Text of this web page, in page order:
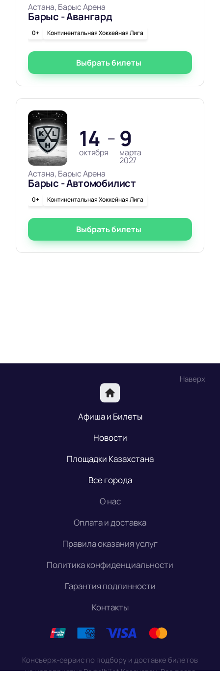
Астана, Барыс Арена
Барыс - Авангард
0+ Континентальная Хоккейная Лига
Выбрать билеты
14
октября
— 9
марта
2027
Астана, Барыс Арена
Барыс - Автомобилист
0+ Континентальная Хоккейная Лига
Выбрать билеты
Наверх
Афиша и Билеты
Новости
Площадки Казахстана
Все города
О нас
Оплата и доставка
Правила оказания услуг
Политика конфиденциальности
Гарантия подлинности
Контакты
Консьерж-сервис по подбору и доставке билетов